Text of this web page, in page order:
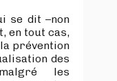
se dit –non
en tout cas,
prévention
des
les